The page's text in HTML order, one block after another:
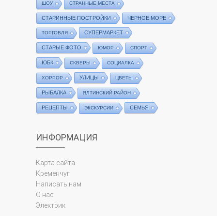
ШОУ СТРАННЫЕ МЕСТА
СТАРИННЫЕ ПОСТРОЙКИ ЧЕРНОЕ МОРЕ
ТОРГОВЛЯ СУПЕРМАРКЕТ
СТАРЫЕ ФОТО ЮМОР СПОРТ
ЮБК СКВЕРЫ СОЦИАЛКА
ХОРРОР УЛИЦЫ ЦВЕТЫ
РЫБАЛКА ЯЛТИНСКИЙ РАЙОН
РЕЦЕПТЫ ЭКСКУРСИИ СЕМЬЯ
ИНФОРМАЦИЯ
Карта сайта
Кременчуг
Написать нам
О нас
Электрик